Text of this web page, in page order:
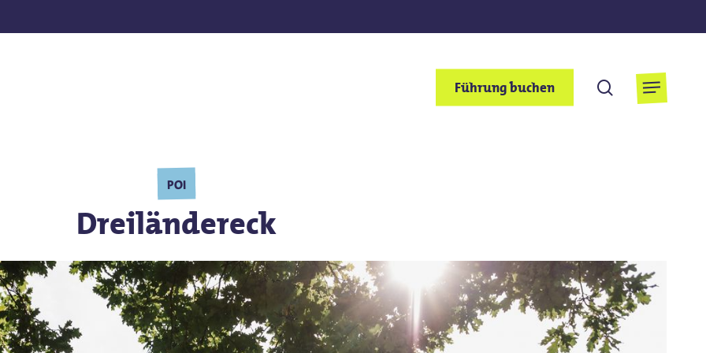
Führung buchen suchen
Menu
POI
Dreiländereck